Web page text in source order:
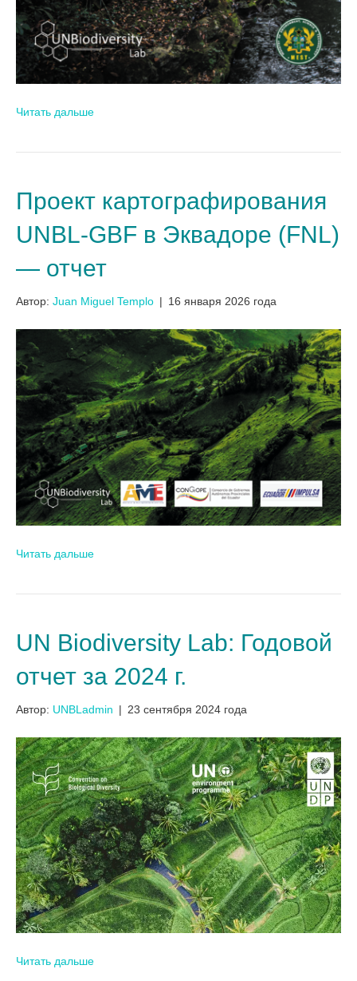
Читать дальше
Проект картографирования
UNBL-GBF в Эквадоре (FNL)
— отчет
Автор: Juan Miguel Templo | 16 января 2026 года
Читать дальше
UN Biodiversity Lab: Годовой
отчет за 2024 г.
Автор: UNBLadmin | 23 сентября 2024 года
Читать дальше